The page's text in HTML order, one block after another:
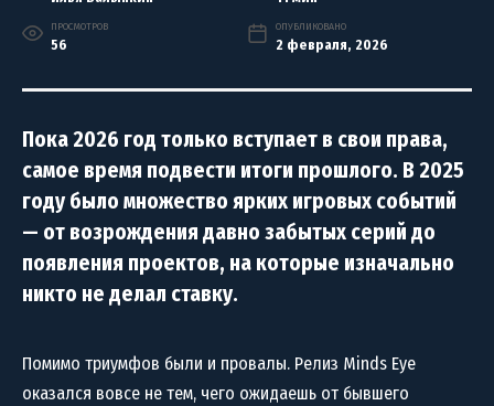
ПРОСМОТРОВ
56
ОПУБЛИКОВАНО
2 февраля, 2026
Пока 2026 год только вступает в свои права,
самое время подвести итоги прошлого. В 2025
году было множество ярких игровых событий
— от возрождения давно забытых серий до
появления проектов, на которые изначально
никто не делал ставку.
Помимо триумфов были и провалы. Релиз Minds Eye
оказался вовсе не тем, чего ожидаешь от бывшего